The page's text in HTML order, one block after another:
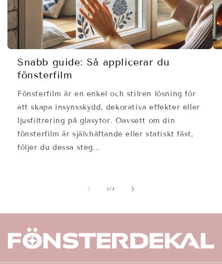
Snabb guide: Så applicerar du
fönsterfilm
Fönsterfilm är en enkel och stilren lösning för
att skapa insynsskydd, dekorativa effekter eller
ljusfiltrering på glasytor. Oavsett om din
fönsterfilm är självhäftande eller statiskt fäst,
följer du dessa steg...
1/av
3